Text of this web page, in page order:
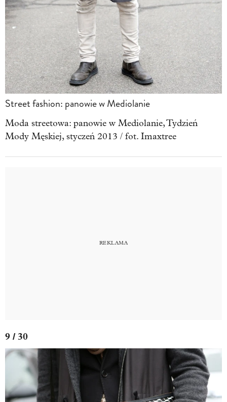
Street fashion: panowie w Mediolanie
Moda streetowa: panowie w Mediolanie, Tydzień
Mody Męskiej, styczeń 2013 / fot. Imaxtree
9 / 30